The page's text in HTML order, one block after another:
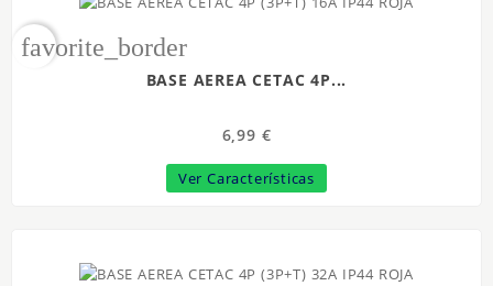
favorite_border
BASE AEREA CETAC 4P...
6,99 €
Ver Características